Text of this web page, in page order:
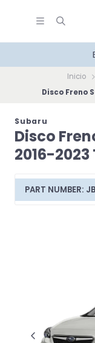
Inicio
Disco Freno
Subaru
Disco
2016-
PART NUMBER: